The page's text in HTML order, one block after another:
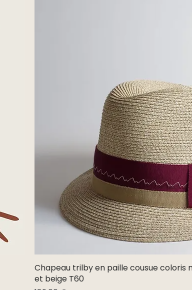
Aperçu rapide
Chapeau trilby en paille cousue coloris
et beige T60